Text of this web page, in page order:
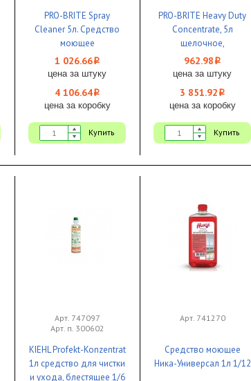
PRO-BRITE Spray
Cleaner 5л. Средство
моющее
универсальное
щелочное 1/4
1 026.66i
цена за штуку
4 106.64i
цена за коробку
Купить
PRO-BRITE Heavy Duty
Concentrate, 5л
щелочное,
низкопенное,
концентрат 1/4
962.98 i
цена за штуку
3 851.92 i
цена за коробку
Купить
Арт. 747097
Арт. п. 300602
KIEHL Profekt-Konzentrat
1л средство для чистки
и ухода, блестящее 1/6
Арт. 741270
Средство моющее
Ника-Универсал 1л 1/12